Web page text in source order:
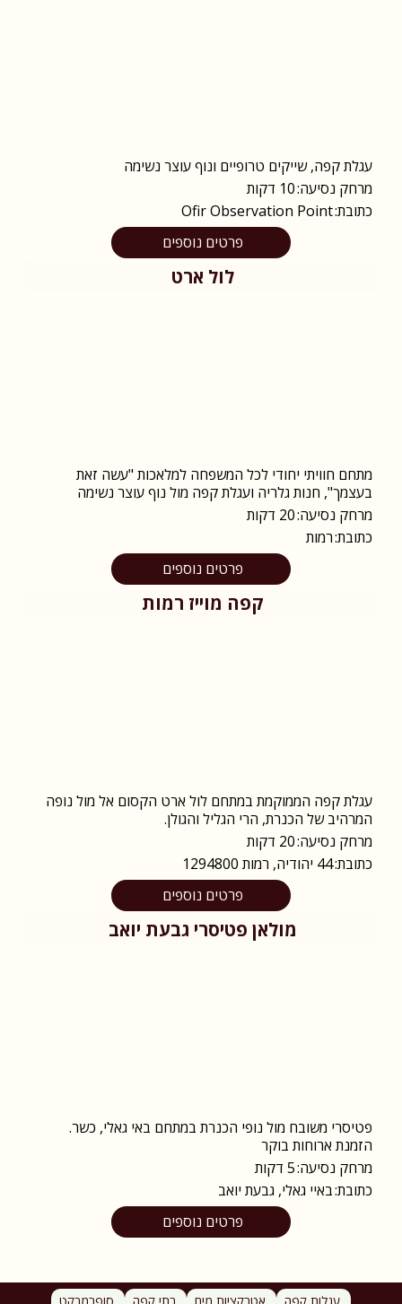
עגלת קפה, שייקים טרופיים ונוף עוצר נשימה
מרחק נסיעה:10 דקות
כתובת:Ofir Observation Point
פרטים נוספים
לול ארט
מתחם חוויתי יחודי לכל המשפחה למלאכות "עשה זאת
בעצמך", חנות גלריה ועגלת קפה מול נוף עוצר נשימה
מרחק נסיעה:20 דקות
כתובת:רמות
פרטים נוספים
קפה מוייז רמות
עגלת קפה הממוקמת במתחם לול ארט הקסום אל מול נופה
המרהיב של הכנרת, הרי הגליל והגולן.
מרחק נסיעה:20 דקות
כתובת:44 יהודיה, רמות 1294800
פרטים נוספים
מולאן פטיסרי גבעת יואב
פטיסרי משובח מול נופי הכנרת במתחם באי גאלי, כשר.
הזמנת ארוחות בוקר
מרחק נסיעה:5 דקות
כתובת:באיי גאלי, גבעת יואב
פרטים נוספים